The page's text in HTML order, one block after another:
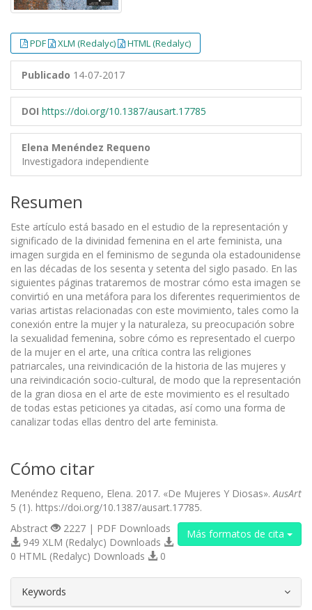
PDF XLM (Redalyc) HTML (Redalyc)
Publicado 14-07-2017
DOI https://doi.org/10.1387/ausart.17785
Elena Menéndez Requeno
Investigadora independiente
Resumen
Este artículo está basado en el estudio de la representación y
significado de la divinidad femenina en el arte feminista, una
imagen surgida en el feminismo de segunda ola estadounidense
en las décadas de los sesenta y setenta del siglo pasado. En las
siguientes páginas trataremos de mostrar cómo esta imagen se
convirtió en una metáfora para los diferentes requerimientos de
varias artistas relacionadas con este movimiento, tales como la
conexión entre la mujer y la naturaleza, su preocupación sobre
la sexualidad femenina, sobre cómo es representado el cuerpo
de la mujer en el arte, una crítica contra las religiones
patriarcales, una reivindicación de la historia de las mujeres y
una reivindicación socio-cultural, de modo que la representación
de la gran diosa en el arte de este movimiento es el resultado
de todas estas peticiones ya citadas, así como una forma de
canalizar todas ellas dentro del arte feminista.
Cómo citar
Menéndez Requeno, Elena. 2017. «De Mujeres Y Diosas». AusArt
5 (1). https://doi.org/10.1387/ausart.17785.
Más formatos de cita
Abstract
2227 | PDF Downloads
949 XLM (Redalyc) Downloads
0 HTML (Redalyc) Downloads
0
Keywords